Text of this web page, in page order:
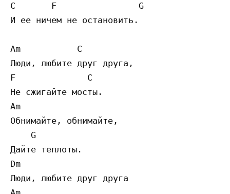
C       F                G
И ее ничем не остановить.
Am           C
Люди, любите друг друга,
F              C
Не сжигайте мосты.
Am
Обнимайте, обнимайте,
    G
Дайте теплоты.
Dm
Люди, любите друг друга